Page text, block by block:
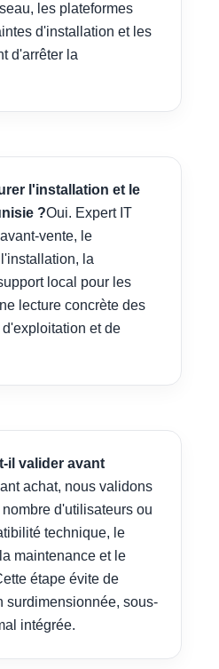
les plateformes
d'installation et les
d'arrêter la
l'installation et le
?Oui. Expert IT
vente, le
la
local pour les
lecture concrète des
et de
il valider avant
achat, nous validons
d'utilisateurs ou
technique, le
maintenance et le
étape évite de
surdimensionnée, sous-
intégrée.